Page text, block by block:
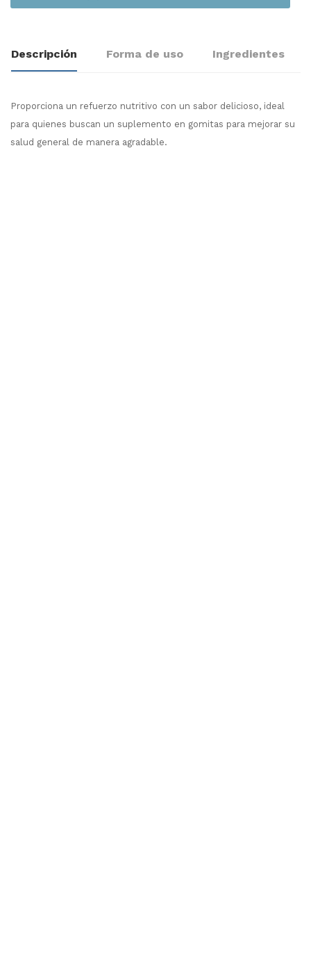
Descripción Forma de uso Ingredientes
Proporciona un refuerzo nutritivo con un sabor delicioso, ideal
para quienes buscan un suplemento en gomitas para mejorar su
salud general de manera agradable.